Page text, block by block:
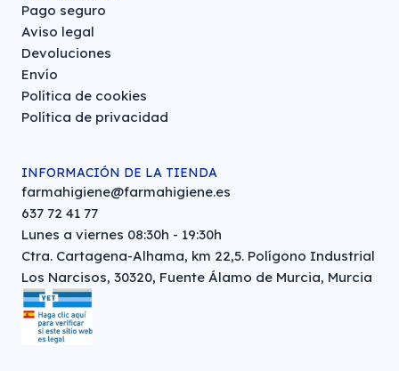
Pago seguro
Aviso legal
Devoluciones
Envío
Política de cookies
Política de privacidad
INFORMACIÓN DE LA TIENDA
farmahigiene@farmahigiene.es
637 72 41 77
Lunes a viernes 08:30h - 19:30h
Ctra. Cartagena-Alhama, km 22,5. Polígono Industrial
Los Narcisos, 30320, Fuente Álamo de Murcia, Murcia